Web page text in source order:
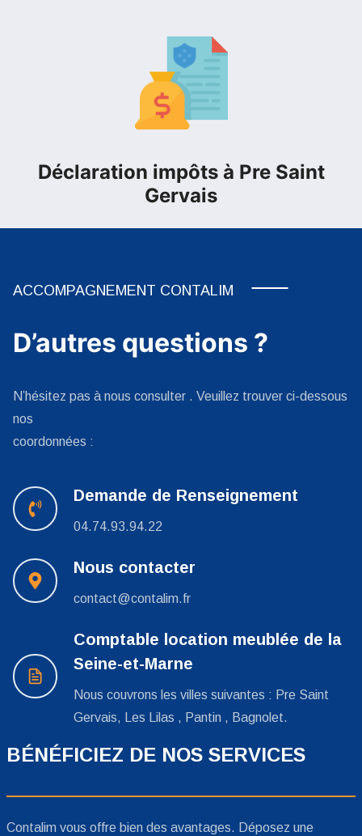
Déclaration impôts à Pre Saint
Gervais
ACCOMPAGNEMENT CONTALIM
D’autres questions ?
N’hésitez pas à nous consulter . Veuillez trouver ci-dessous
nos
coordonnées :
Demande de Renseignement
04.74.93.94.22
Nous contacter
contact@contalim.fr
Comptable location meublée de la
Seine-et-Marne
Nous couvrons les villes suivantes : Pre Saint
Gervais, Les Lilas , Pantin , Bagnolet.
BÉNÉFICIEZ DE NOS SERVICES
Contalim vous offre bien des avantages. Déposez une